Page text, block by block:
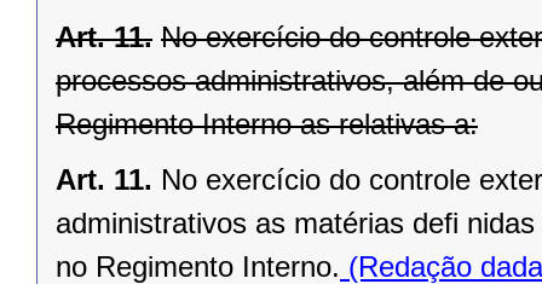
Art. 11. No exercício do controle
processos administrativos, além de
Regimento Interno as relativas a:
Art. 11. No exercício do controle
administrativos as matérias defi
no Regimento Interno. (Redação